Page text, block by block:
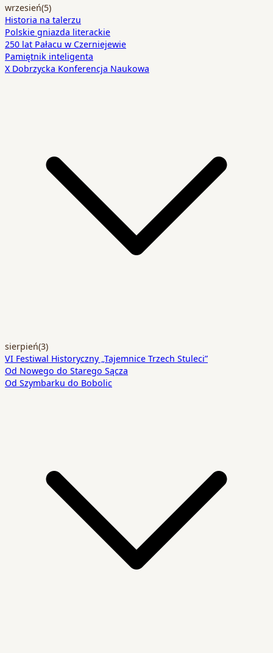
wrzesień(5)
Historia na talerzu
Polskie gniazda literackie
250 lat Pałacu w Czerniejewie
Pamiętnik inteligenta
X Dobrzycka Konferencja Naukowa
sierpień(3)
VI Festiwal Historyczny „Tajemnice Trzech Stuleci”
Od Nowego do Starego Sącza
Od Szymbarku do Bobolic